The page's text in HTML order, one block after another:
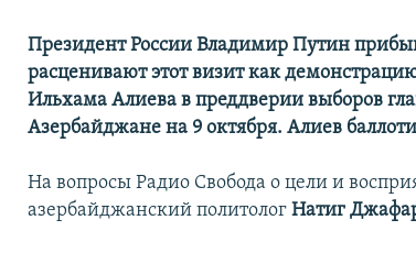
Президент России Владимир Путин
расценивают этот визит как
Ильхама Алиева в преддверии выборов
Азербайджане на 9 октября. Алиев
На вопросы Радио Свобода о цели и
азербайджанский политологНатиг